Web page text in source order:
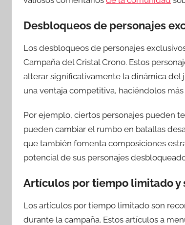
Desbloqueos de personajes
Los desbloqueos de personajes
Campaña del Cristal Crono. Estos
alterar significativamente la dinámica del
una ventaja competitiva, haciéndolos
Por ejemplo, ciertos personajes pueden
pueden cambiar el rumbo en batallas
que también fomenta composiciones
potencial de sus personajes
Artículos por tiempo limitado
Los artículos por tiempo limitado son
durante la campaña. Estos artículos a